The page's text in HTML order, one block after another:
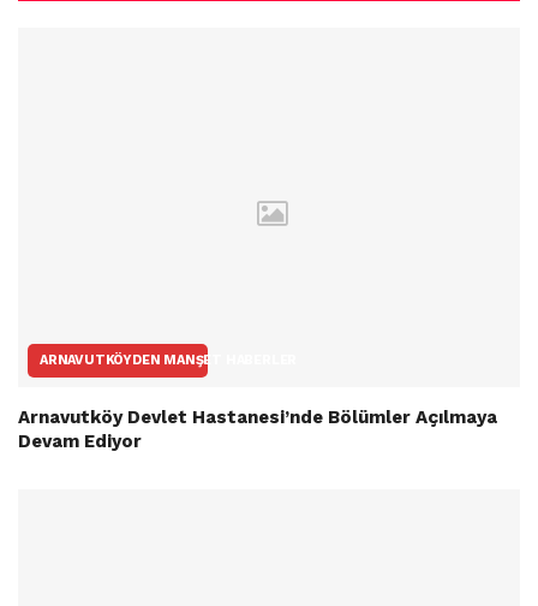
ARNAVUTKÖYDEN MANŞET HABERLER
Arnavutköy Devlet Hastanesi’nde Bölümler Açılmaya
Devam Ediyor